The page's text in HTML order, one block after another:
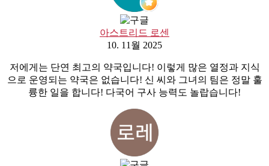
아스트리드 로센
10. 11월 2025
저에게는 단연 최고의 약국입니다! 이렇게 많은 열정과 지식
으로 운영되는 약국은 없습니다! 신 씨와 그녀의 팀은 정말 훌
륭한 일을 합니다! 다국어 구사 능력도 놀랍습니다!